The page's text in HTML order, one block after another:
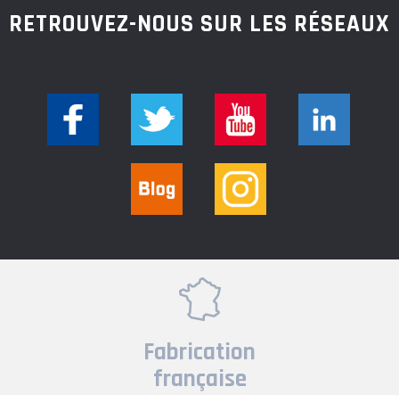
RETROUVEZ-NOUS SUR LES RÉSEAUX
Fabrication
française